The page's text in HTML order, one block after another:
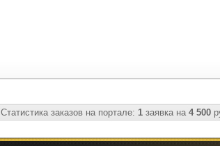
Статистика заказов на портале: 1 заявка на 4 500